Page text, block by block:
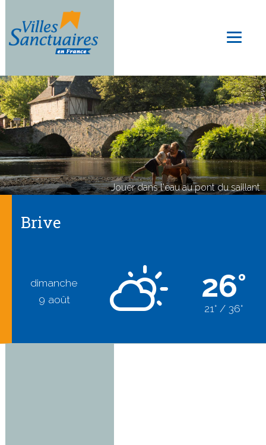
main
Brive
dimanche
9 août
26°
21° / 36°
© MALIKA TURIN
Jouer dans l'eau au pont du saillant